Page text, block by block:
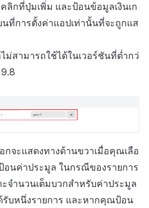
ลิกที่ปุ่มเพิ่ม และป้อนข้อมูลเงินเก
นที่การตั้งค่าแอปเท่านั้นที่จะถูกแส
ม่สามารถใช้ได้ในเวอร์ชันที่ต่ำกว่
กจะแสดงทางด้านขวาเมื่อคุณเลือ
อนค่าประมูล ในกรณีของรายการ
จำนวนเต็มบวกสำหรับค่าประมูล
รับหนึ่งรายการ และหากคุณป้อน